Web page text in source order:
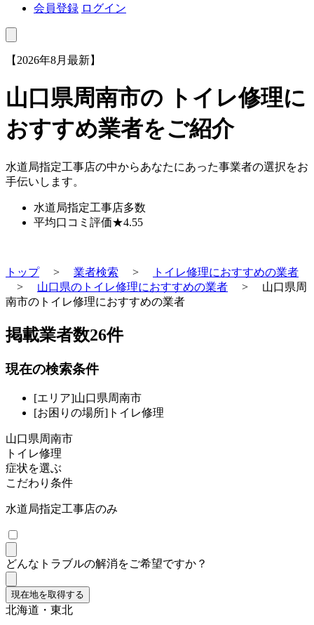
会員登録 ログイン
【2026年8月最新】
山口県周南市の トイレ修理に
おすすめ業者をご紹介
水道局指定工事店の中からあなたにあった事業者の選択をお
手伝いします。
水道局指定工事店多数
平均口コミ評価★4.55
トップ> 業者検索 >
トイレ修理におすすめの業者
> 山口県のトイレ修理におすすめの業者 > 山口県周
南市のトイレ修理におすすめの業者
掲載業者数26件
現在の検索条件
[エリア]山口県周南市
[お困りの場所]トイレ修理
山口県周南市
トイレ修理
症状を選ぶ
こだわり条件
水道局指定工事店のみ
どんなトラブルの解消をご希望ですか？
現在地を取得する
北海道・東北